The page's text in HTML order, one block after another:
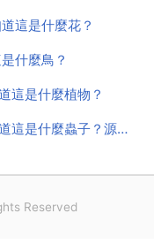
這是什麼花？
什麼鳥？
這是什麼植物？
這是什麼蟲子？什麼源頭，有沒有人知道這是什麼蟲子？源頭是什麼？發現的時候都是這樣，應該是死的
Reserved